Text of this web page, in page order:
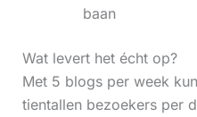
baan
Wat levert het écht op?
Met 5 blogs per week
tientallen bezoekers per